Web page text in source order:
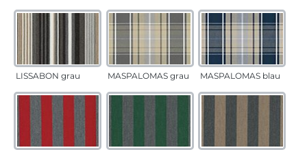
LISSABON grau MASPALOMAS grau MASPALOMAS blau